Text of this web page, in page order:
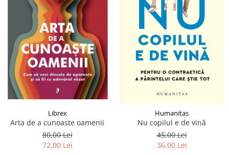
Librex
Arta de a cunoaste oamenii
80,00 Lei
72,00 Lei
Humanitas
Nu copilul e de vină
45,00 Lei
36,00 Lei